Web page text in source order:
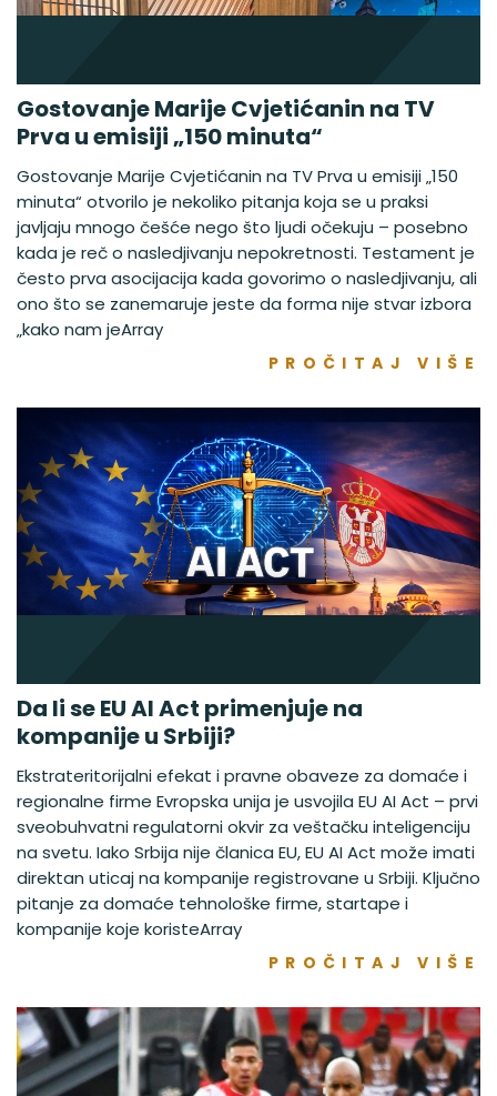
Gostovanje Marije Cvjetićanin na TV
Prva u emisiji „150 minuta“
Gostovanje Marije Cvjetićanin na TV Prva u emisiji „150
minuta“ otvorilo je nekoliko pitanja koja se u praksi
javljaju mnogo češće nego što ljudi očekuju – posebno
kada je reč o nasledjivanju nepokretnosti. Testament je
često prva asocijacija kada govorimo o nasledjivanju, ali
ono što se zanemaruje jeste da forma nije stvar izbora
„kako nam jeArray
PROČITAJ VIŠE
Da li se EU AI Act primenjuje na
kompanije u Srbiji?
Ekstrateritorijalni efekat i pravne obaveze za domaće i
regionalne firme Evropska unija je usvojila EU AI Act – prvi
sveobuhvatni regulatorni okvir za veštačku inteligenciju
na svetu. Iako Srbija nije članica EU, EU AI Act može imati
direktan uticaj na kompanije registrovane u Srbiji. Ključno
pitanje za domaće tehnološke firme, startape i
kompanije koje koristeArray
PROČITAJ VIŠE